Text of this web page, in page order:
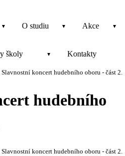
O studiu Akce
školy Kontakty
Slavnostní koncert hudebního oboru - část 2.
hudebního
Slavnostní koncert hudebního oboru - část 2.